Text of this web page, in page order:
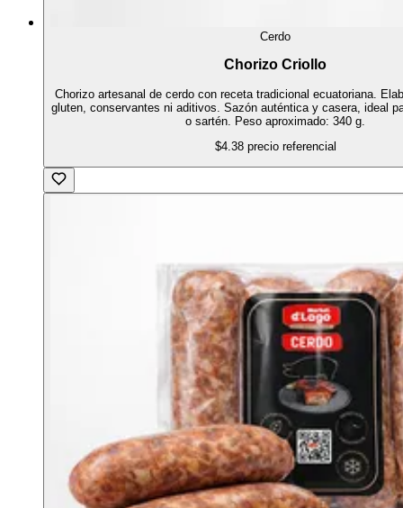
Cerdo
Chorizo Criollo
Chorizo artesanal de cerdo con receta tradicional ecuatoriana.
gluten, conservantes ni aditivos. Sazón auténtica y casera, ideal
o sartén. Peso aproximado: 340 g.
$4.38 precio referencial